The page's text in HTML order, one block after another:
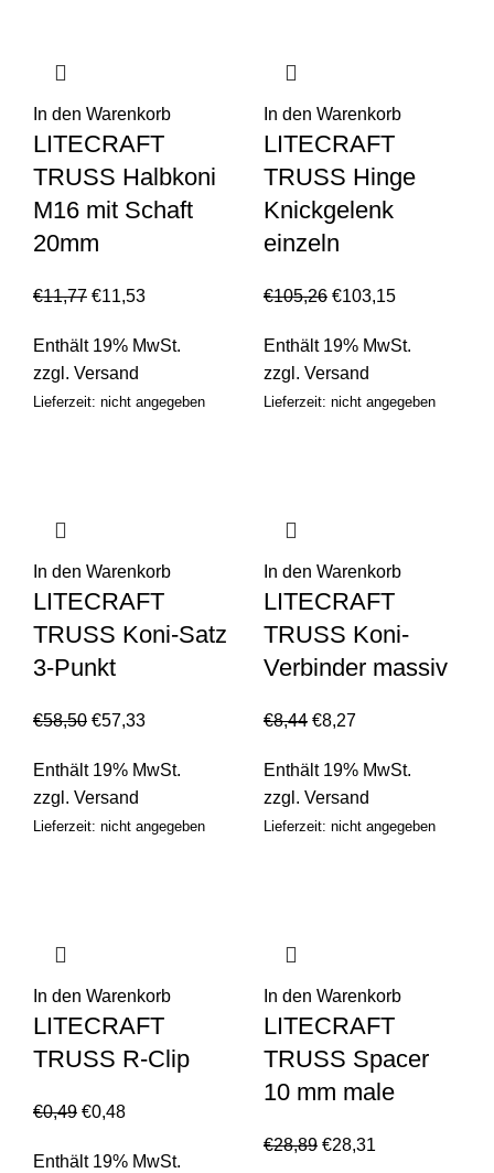
In den Warenkorb
LITECRAFT
TRUSS Halbkoni
M16 mit Schaft
20mm
€11,77 €11,53
Enthält 19% MwSt.
zzgl. Versand
Lieferzeit: nicht angegeben
In den Warenkorb
LITECRAFT
TRUSS Hinge
Knickgelenk
einzeln
€105,26 €103,15
Enthält 19% MwSt.
zzgl. Versand
Lieferzeit: nicht angegeben
In den Warenkorb
LITECRAFT
TRUSS Koni-Satz
3-Punkt
€58,50 €57,33
Enthält 19% MwSt.
zzgl. Versand
Lieferzeit: nicht angegeben
In den Warenkorb
LITECRAFT
TRUSS Koni-
Verbinder massiv
€8,44 €8,27
Enthält 19% MwSt.
zzgl. Versand
Lieferzeit: nicht angegeben
In den Warenkorb
LITECRAFT
TRUSS R-Clip
€0,49 €0,48
Enthält 19% MwSt.
In den Warenkorb
LITECRAFT
TRUSS Spacer
10 mm male
€28,89 €28,31